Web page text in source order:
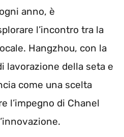
anno, è
l’incontro tra la
Hangzhou, con la
lavorazione della seta e
come una scelta
l’impegno di Chanel